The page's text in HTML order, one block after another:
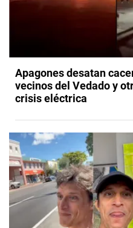
Apagones desatan
vecinos del Vedado y
crisis eléctrica